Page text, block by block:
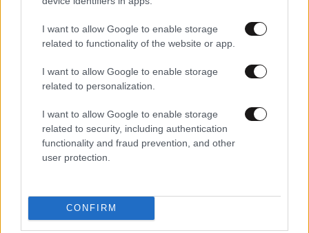
I want to allow Google to enable storage
related to functionality of the website or app.
I want to allow Google to enable storage
related to personalization.
I want to allow Google to enable storage
related to security, including authentication
functionality and fraud prevention, and other
user protection.
CONFIRM
τραγουδίστριας από την παραλία χωρίς τον